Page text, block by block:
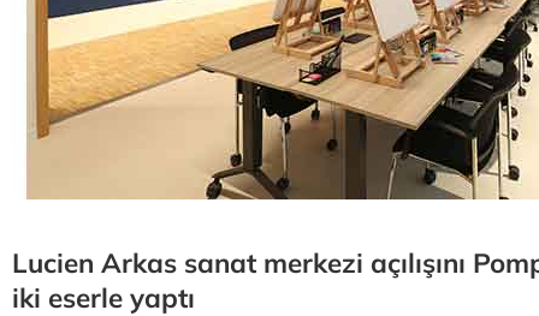
Lucien Arkas sanat merkezi açılışını
iki eserle yaptı